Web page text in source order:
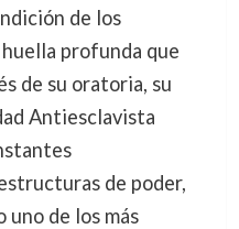
de los
profunda que
de su oratoria, su
Antiesclavista
de poder,
uno de los más